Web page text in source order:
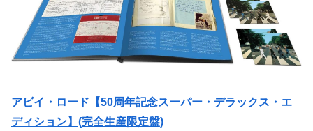
アビイ・ロード【50周年記念スーパー・デラックス・エ
ディション】(完全生産限定盤)